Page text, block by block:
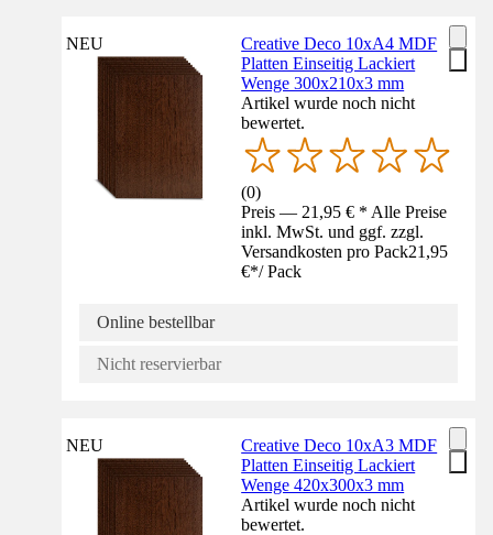
NEU
Creative Deco 10xA4 MDF
Platten Einseitig Lackiert
Wenge 300x210x3 mm
Artikel wurde noch nicht
bewertet.
(0)
Preis — 21,95 € * Alle Preise
inkl. MwSt. und ggf. zzgl.
Versandkosten pro Pack21,95
€*/ Pack
Online bestellbar
Nicht reservierbar
NEU
Creative Deco 10xA3 MDF
Platten Einseitig Lackiert
Wenge 420x300x3 mm
Artikel wurde noch nicht
bewertet.